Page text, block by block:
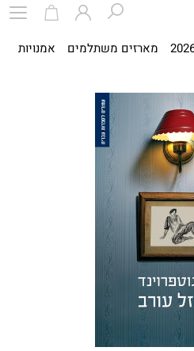
מארזים משתלמים אמנויות